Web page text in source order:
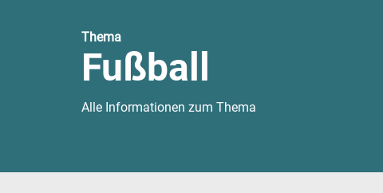
Thema
Fußball
Alle Informationen zum Thema